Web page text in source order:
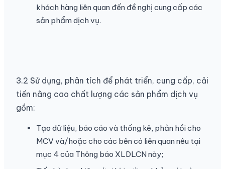
khách hàng liên quan đến đề nghị cung cấp các
sản phẩm dịch vụ.
3.2 Sử dụng, phân tích để phát triển, cung cấp, cải
tiến nâng cao chất lượng các sản phẩm dịch vụ
gồm:
Tạo dữ liệu, báo cáo và thống kê, phản hồi cho
MCV và/hoặc cho các bên có liên quan nêu tại
mục 4 của Thông báo XLDLCN này;